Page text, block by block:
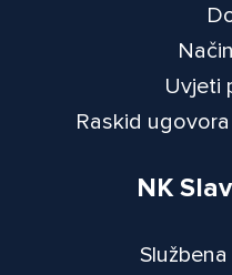
Uvjeti
Raskid
NK